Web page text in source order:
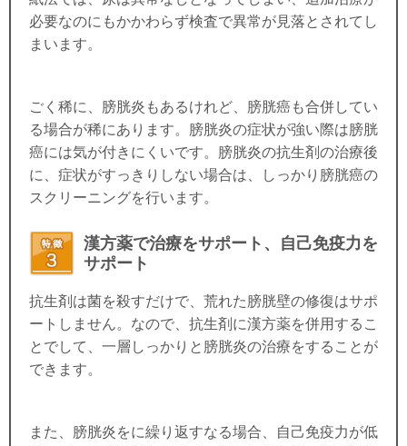
必要なのにもかかわらず検査で異常が見落とされてし
まいます。
ごく稀に、膀胱炎もあるけれど、膀胱癌も合併してい
る場合が稀にあります。膀胱炎の症状が強い際は膀胱
癌には気が付きにくいです。膀胱炎の抗生剤の治療後
に、症状がすっきりしない場合は、しっかり膀胱癌の
スクリーニングを行います。
漢方薬で治療をサポート、自己免疫力を
サポート
抗生剤は菌を殺すだけで、荒れた膀胱壁の修復はサポ
ートしません。なので、抗生剤に漢方薬を併用するこ
とでして、一層しっかりと膀胱炎の治療をすることが
できます。
また、膀胱炎をに繰り返すなる場合、自己免疫力が低